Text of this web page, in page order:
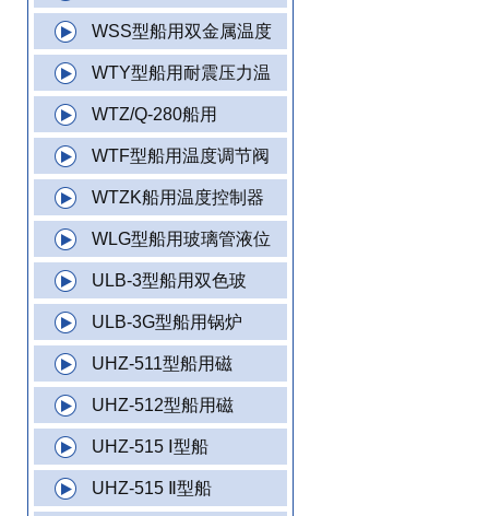
WSS型船用双金属温度
WTY型船用耐震压力温
WTZ/Q-280船用
WTF型船用温度调节阀
WTZK船用温度控制器
WLG型船用玻璃管液位
ULB-3型船用双色玻
ULB-3G型船用锅炉
UHZ-511型船用磁
UHZ-512型船用磁
UHZ-515 Ⅰ型船
UHZ-515 Ⅱ型船